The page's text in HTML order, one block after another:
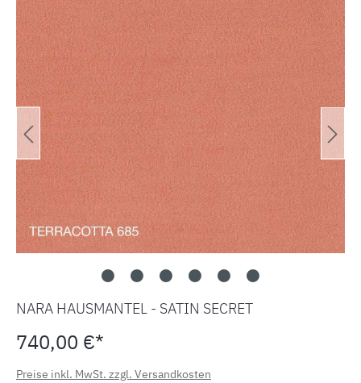
NARA HAUSMANTEL - SATIN SECRET
740,00 €*
Preise inkl. MwSt. zzgl. Versandkosten